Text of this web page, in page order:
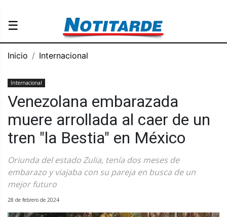
☰
Inicio Internacional
Internacional
Venezolana embarazada
muere arrollada al caer de un
tren "la Bestia" en México
Oriunda del estado Zulia, tenía dos meses de
embarazo y viajaba con su pareja en busca de un
mejor futuro
28 de febrero de 2024